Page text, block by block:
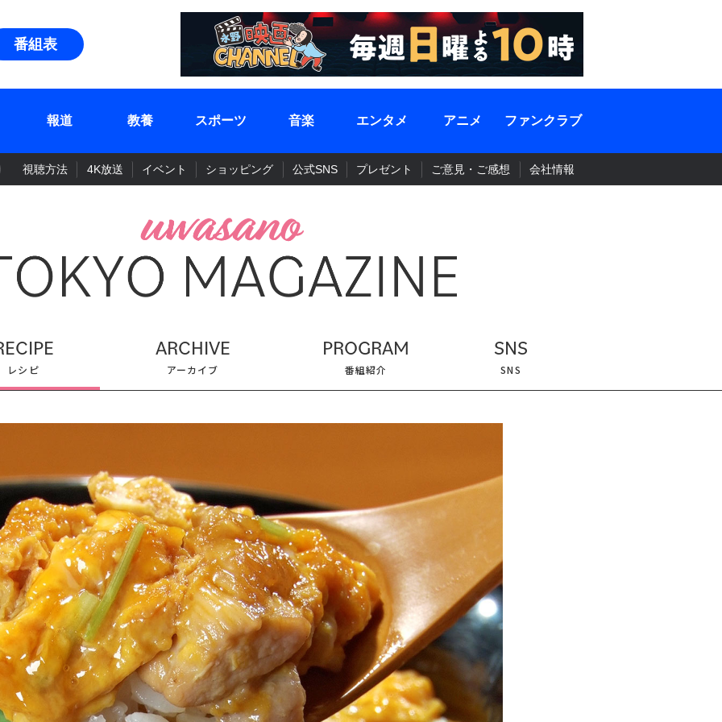
番組表
報道 教養 スポーツ 音楽 エンタメ アニメ ファンクラブ
視聴方法 4K放送 イベント ショッピング 公式SNS プレゼント ご意見・ご感想 会社情報
レシピ
ARCHIVE
アーカイブ
PROGRAM
番組紹介
SNS
SNS